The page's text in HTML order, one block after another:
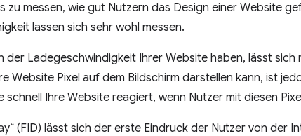
zu messen, wie gut Nutzern das Design einer Website
lassen sich sehr wohl messen.
der Ladegeschwindigkeit Ihrer Website haben, lässt sich
Website Pixel auf dem Bildschirm darstellen kann, ist
Ihre Website reagiert, wenn Nutzer mit diesen
(FID) lässt sich der erste Eindruck der Nutzer von der